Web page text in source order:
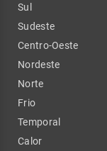
Sul
Sudeste
Centro-Oeste
Nordeste
Norte
Frio
Temporal
Calor